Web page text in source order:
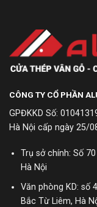
CÔNG TY CỔ PHẦN
GPĐKKD Số:
Hà Nội cấp ngày 25/
Trụ sở chính: Số
Hà Nội
Văn phòng KD: số
Bắc Từ Liêm, Hà